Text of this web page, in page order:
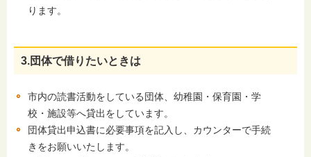
ります。
3.団体で借りたいときは
市内の読書活動をしている団体、幼稚園・保育園・学
校・施設等へ貸出をしています。
団体貸出申込書に必要事項を記入し、カウンターで手続
きをお願いいたします。